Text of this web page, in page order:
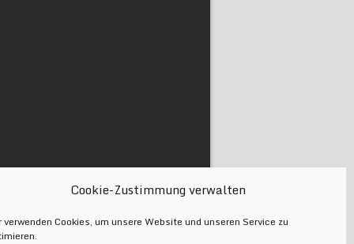
Cookie-Zustimmung verwalten
verwenden Cookies, um unsere Website und unseren Service zu